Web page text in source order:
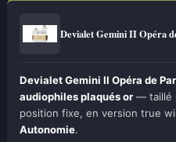
Devialet Gemini II Opéra
Devialet Gemini II Opéra de
audiophiles plaqués or— taillé
position fixe, en version true
Autonomie.